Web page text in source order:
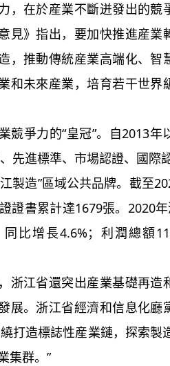
，在於産業不斷迸發出的競
見》指出，要加快推進産業
，推動傳統産業高端化、智
和未來産業，培育若干世界
競爭力的“皇冠”。自2013年
先進標準、市場認證、國際
製造”區域公共品牌。截至
證書累計達1679張。2020年
比增長4.6%；利潤總額
浙江省還突出産業基礎再造
展。浙江省經濟和信息化廳
打造標誌性産業鏈，探索製
集群。”